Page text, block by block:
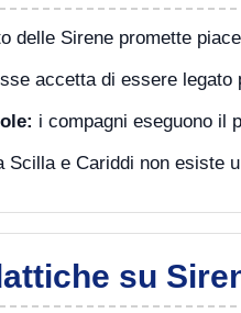
delle Sirene promette
accetta di essere legato
i compagni eseguono il
Scilla e Cariddi non esiste
su